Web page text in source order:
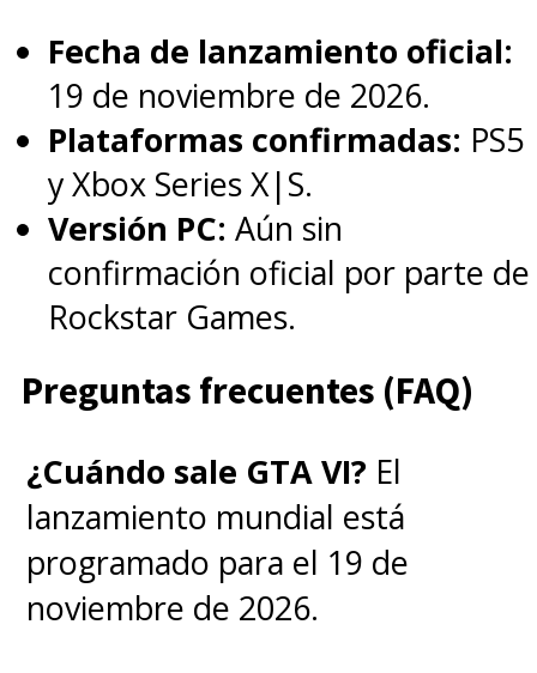
"El laboratorio. Todas las
historias comienzan en algún
lugar".
002. The Lab. Every story
pic.twitter.com/hga6lQI3gW
February 17, 2022
El tercer afiche muestra a la
joven pandilla visitando la
Fecha de lanzamiento oficial:
19 de noviembre de 2026.
Plataformas confirmadas: PS5
y Xbox Series X|S.
Versión PC: Aún sin
confirmación oficial por parte de
Rockstar Games.
Preguntas frecuentes (FAQ)
¿Cuándo sale GTA VI? El
lanzamiento mundial está
programado para el 19 de
noviembre de 2026.